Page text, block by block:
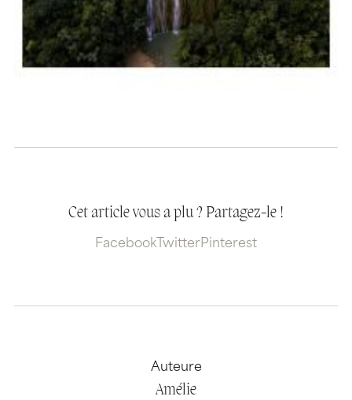
Cet article vous a plu ? Partagez-le !
Facebook TwitterPinterest
Auteure
Amélie